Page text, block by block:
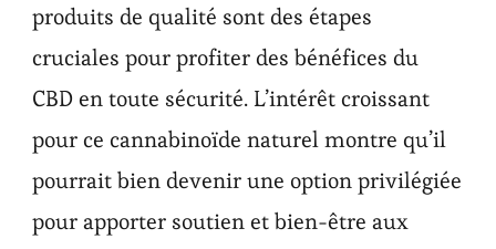
produits de qualité sont des étapes
cruciales pour profiter des bénéfices du
CBD en toute sécurité. L’intérêt croissant
pour ce cannabinoïde naturel montre qu’il
pourrait bien devenir une option privilégiée
pour apporter soutien et bien-être aux